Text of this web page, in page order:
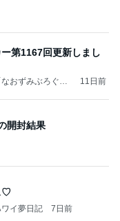
第1167回更新しまし
おずみぶろぐ」
11日前
開封結果
♡
イ夢日記 7日前